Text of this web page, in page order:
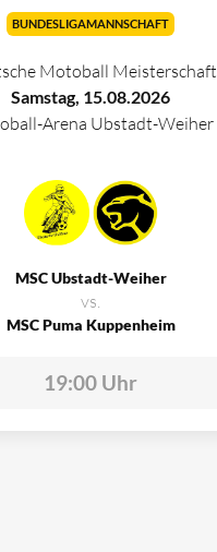
BUNDESLIGAMANNSCHAFT
Motoball Meisterschaft
Samstag, 15.08.2026
Arena Ubstadt-Weiher
MSC Ubstadt-Weiher
vs.
MSC Puma Kuppenheim
19:00 Uhr